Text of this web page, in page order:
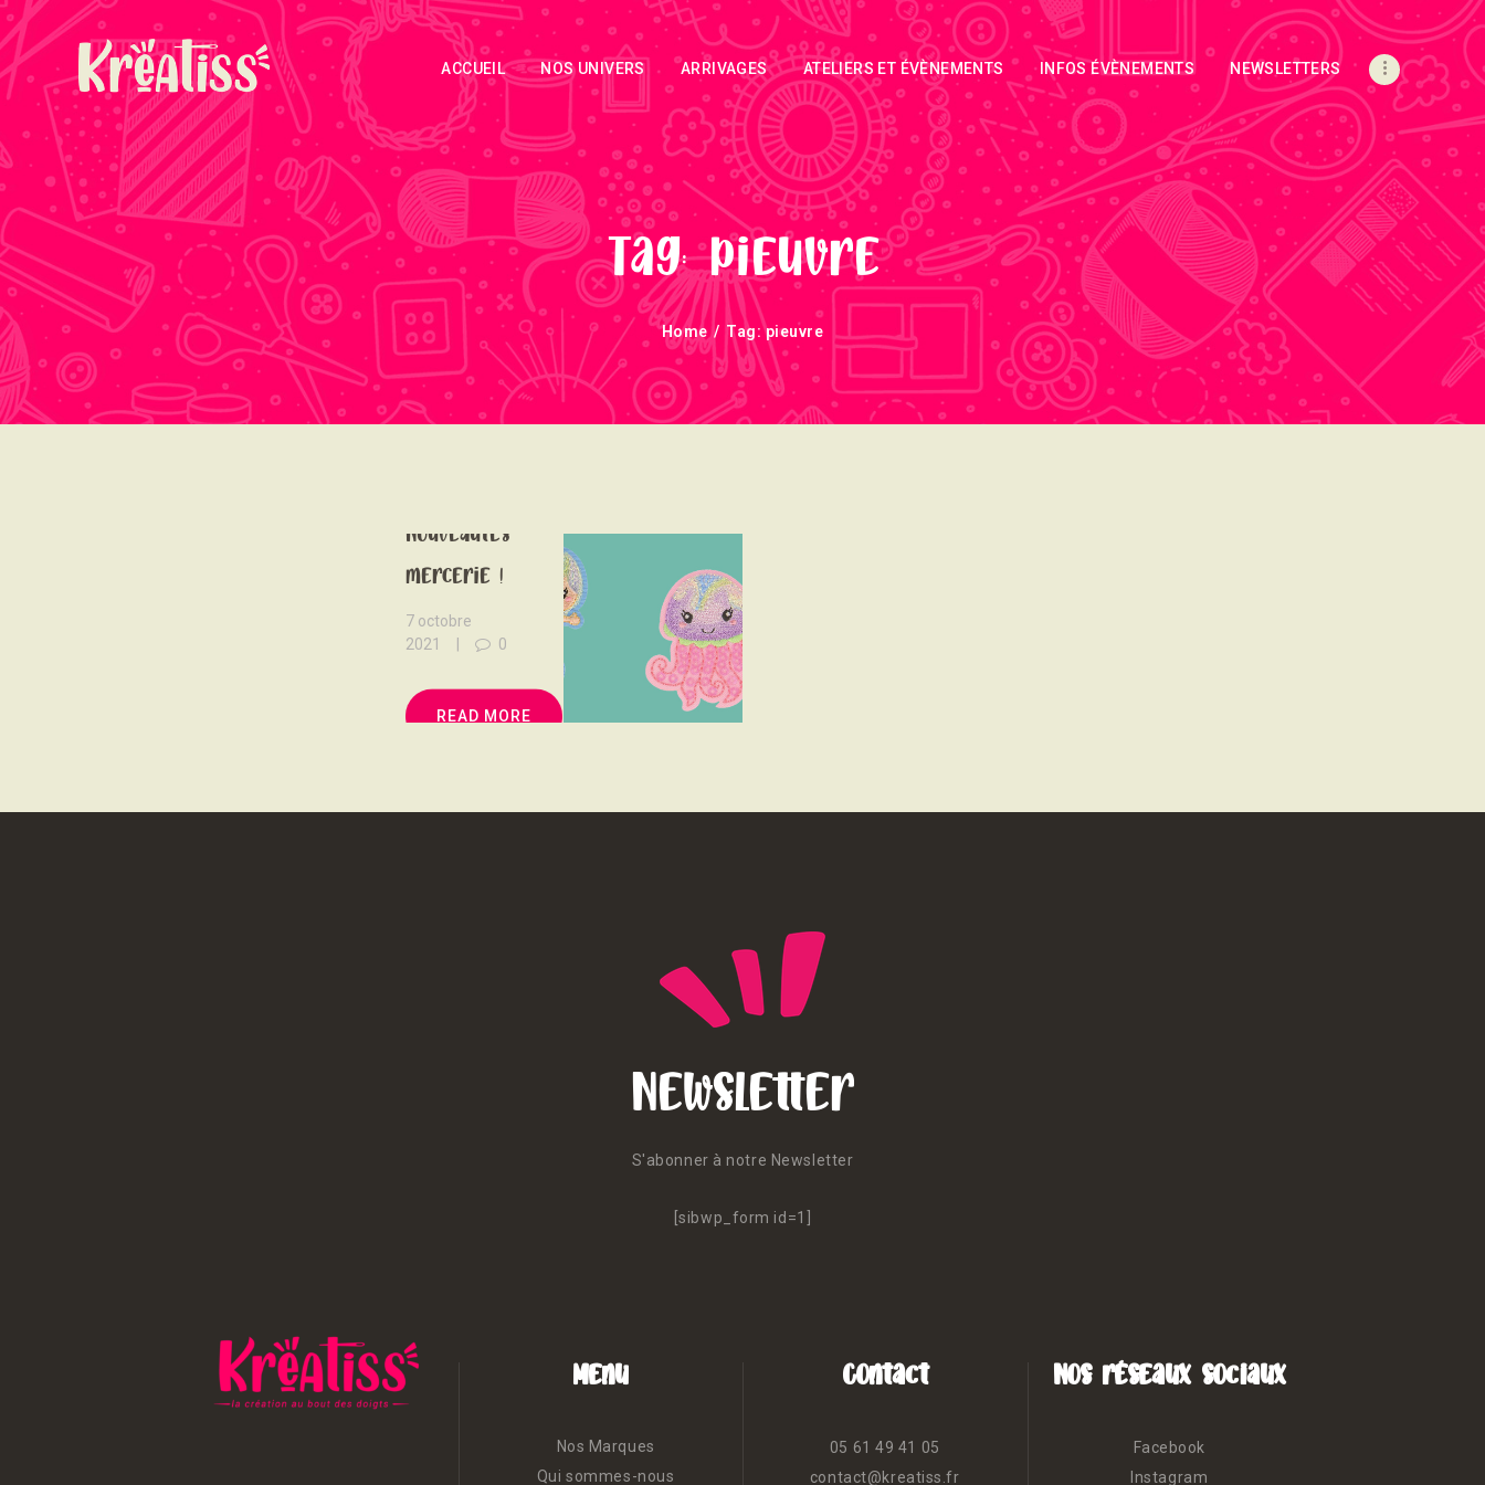
ACCUEIL NOS UNIVERS ARRIVAGES ATELIERS ET ÉVÈNEMENTS INFOS ÉVÈNEMENTS NEWSLETTERS
Tag: pieuvre
Home Tag: pieuvre
ACCUEIL
NOS UNIVERS
ARRIVAGES
ATELIERS ET
ÉVÈNEMENTS
INFOS
ÉVÈNEMENTS
NEWSLETTERS
CONTACT
Nouveautés
mercerie !
7 octobre
2021
0
READ MORE
Newsletter
S'abonner à notre Newsletter
[sibwp_form id=1]
Menu
Nos Marques
Qui sommes-nous
Contact
05 61 49 41 05
contact@kreatiss.fr
Nos réseaux sociaux
Facebook
Instagram